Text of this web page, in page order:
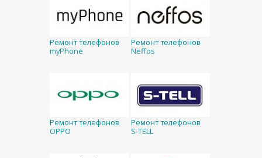
Ремонт телефонов
myPhone
Ремонт телефонов
Neffos
Ремонт телефонов
OPPO
Ремонт телефонов
S-TELL